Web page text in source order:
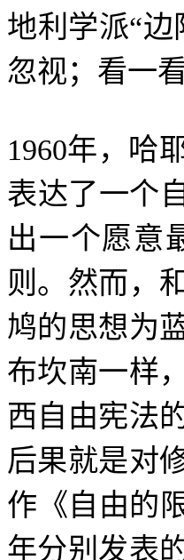
地利学派“边
忽视；看一
1960年，哈
表达了一个
出一个愿意
则。然而，
鸠的思想为
布坎南一样
西自由宪法
后果就是对
作《自由的
年分别发表